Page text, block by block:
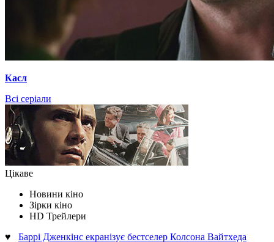
Касл
Всі серіали
Цікаве
Новини кіно
Зірки кіно
HD Трейлери
♥ Баррі Дженкінс екранізує бестселер Колсона Вайтхеда